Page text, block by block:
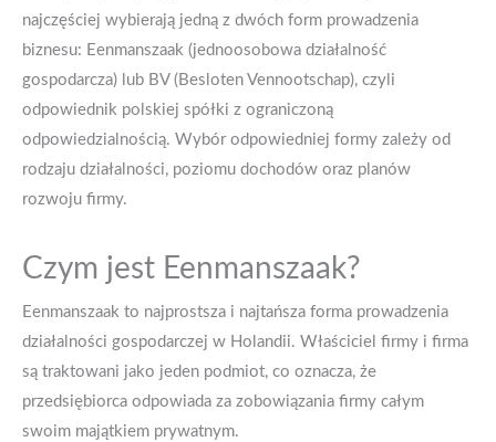
najczęściej wybierają jedną z dwóch form prowadzenia
biznesu: Eenmanszaak (jednoosobowa działalność
gospodarcza) lub BV (Besloten Vennootschap), czyli
odpowiednik polskiej spółki z ograniczoną
odpowiedzialnością. Wybór odpowiedniej formy zależy od
rodzaju działalności, poziomu dochodów oraz planów
rozwoju firmy.
Czym jest Eenmanszaak?
Eenmanszaak to najprostsza i najtańsza forma prowadzenia
działalności gospodarczej w Holandii. Właściciel firmy i firma
są traktowani jako jeden podmiot, co oznacza, że
przedsiębiorca odpowiada za zobowiązania firmy całym
swoim majątkiem prywatnym.